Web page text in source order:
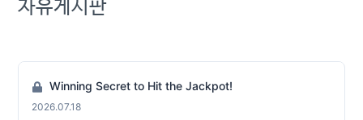
자유게시판
Winning Secret to Hit the Jackpot!
2026.07.18